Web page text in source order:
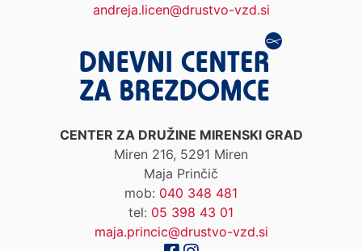
andreja.licen@drustvo-vzd.si
CENTER ZA DRUŽINE MIRENSKI GRAD
Miren 216, 5291 Miren
Maja Prinčič
mob: 040 348 481
tel: 05 398 43 01
maja.princic@drustvo-vzd.si